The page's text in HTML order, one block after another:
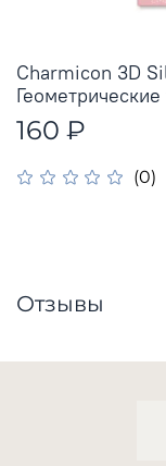
(0)
Charmicon 3D
160 ₽
Отзывы